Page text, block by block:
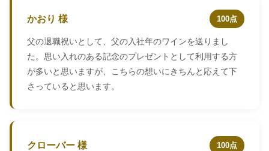
かおり 様 100点
父の退職祝いとして、父の入社年のワインを送りまし
た。思い入れのある記念のプレゼントとして利用する方
が多いと思いますが、こちらの想いにきちんと応えて下
さっていると思います。
クローバー 様 100点